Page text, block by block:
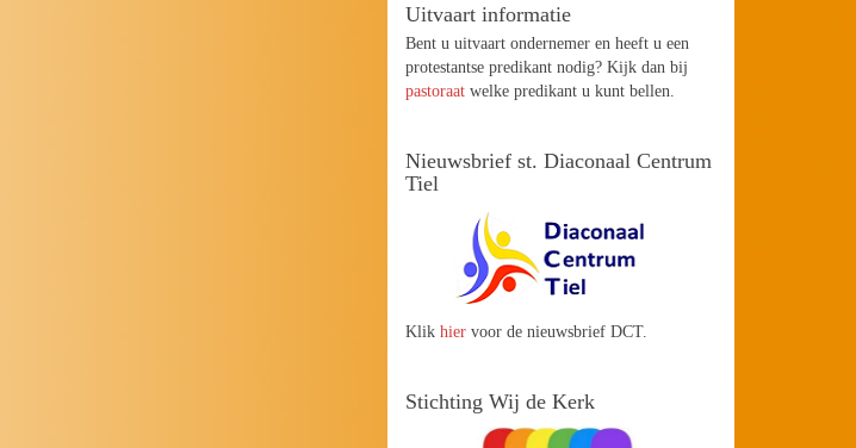
Uitvaart informatie
Bent u uitvaart ondernemer en heeft u een
protestantse predikant nodig? Kijk dan bij
pastoraat welke predikant u kunt bellen.
Nieuwsbrief st. Diaconaal Centrum
Tiel
Klikhier voor de nieuwsbrief DCT.
Stichting Wij de Kerk